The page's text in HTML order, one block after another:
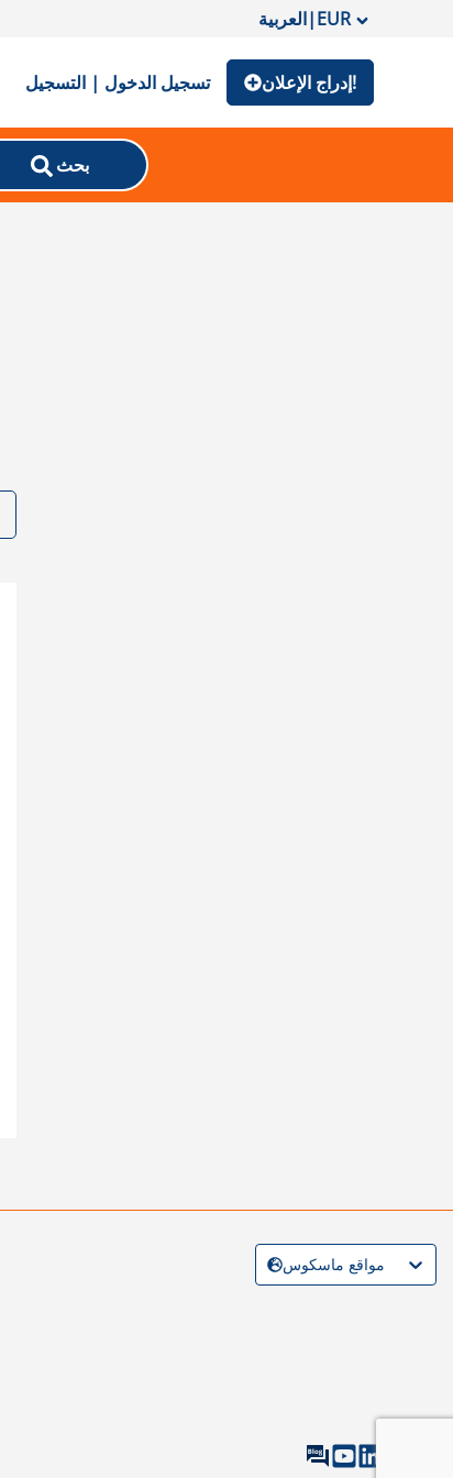
العربية|EUR
تسجيل الدخول | التسجيل إدراج الإعلان!
بحث
مواقع ماسكوس